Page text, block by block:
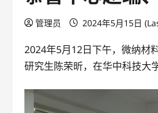
管理员 2024年5月15日
2024年5月12日下午，微纳材
研究生陈荣昕，在华中科技大